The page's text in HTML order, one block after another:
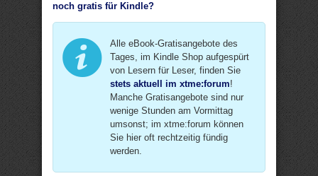
noch gratis für Kindle?
Alle eBook-Gratisangebote des
Tages, im Kindle Shop aufgespürt
von Lesern für Leser, finden Sie
stets aktuell im xtme:forum!
Manche Gratisangebote sind nur
wenige Stunden am Vormittag
umsonst; im xtme:forum können
Sie hier oft rechtzeitig fündig
werden.